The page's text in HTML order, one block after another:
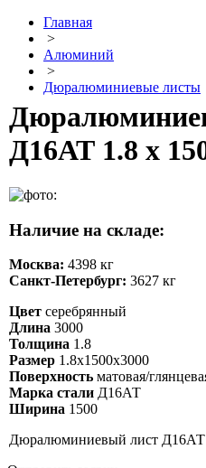
Главная
>
Алюминий
>
Дюралюминиевые листы
Д16АТ 1.8 х
Наличие на складе:
Москва: 4398 кг
Санкт-Петербург: 3627 кг
Цвет серебрянный
Длина 3000
Толщина 1.8
Размер 1.8х1500х3000
Поверхность матовая/
Марка стали Д16АТ
Ширина 1500
Дюралюминиевый лист Д16АТ